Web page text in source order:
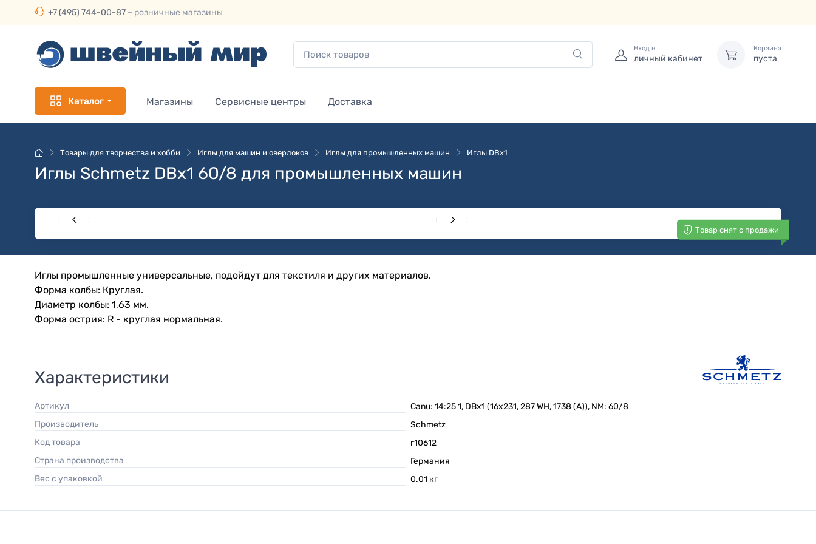
+7 (495) 744-00-87 – розничные магазины
Вход в
личный кабинет
Корзина
пуста
Каталог Магазины Сервисные центры Доставка
Товары для творчества и хобби Иглы для машин и оверлоков Иглы для промышленных машин Иглы DBx1
Иглы Schmetz DBx1 60/8 для промышленных машин
Товар снят с продажи
Иглы промышленные универсальные, подойдут для текстиля и других материалов.
Форма колбы: Круглая.
Диаметр колбы: 1,63 мм.
Форма острия: R - круглая нормальная.
Характеристики
Артикул
Canu: 14:25 1, DBx1 (16x231, 287 WH, 1738 (A)), NM: 60/8
Производитель
Schmetz
Код товара
г10612
Страна производства
Германия
Вес с упаковкой
0.01 кг